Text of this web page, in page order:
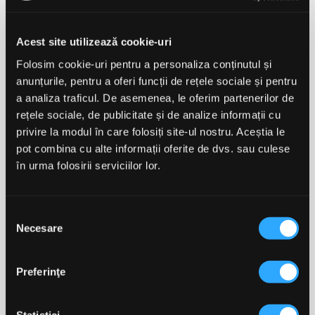
Acest site utilizează cookie-uri
Folosim cookie-uri pentru a personaliza conținutul și
anunțurile, pentru a oferi funcții de rețele sociale și pentru
a analiza traficul. De asemenea, le oferim partenerilor de
rețele sociale, de publicitate și de analize informații cu
privire la modul în care folosiți site-ul nostru. Aceștia le
pot combina cu alte informații oferite de dvs. sau culese
în urma folosirii serviciilor lor.
consimțământului
Necesare
Preferinţe
Arginină, Ornitină, Lizină
1000mg OstroVit AOL -
120 Capsule
65,00 lei
ADAUGĂ ÎN COȘ
200mg OstroVit 90
Capsule
70,00 lei
favorite_border